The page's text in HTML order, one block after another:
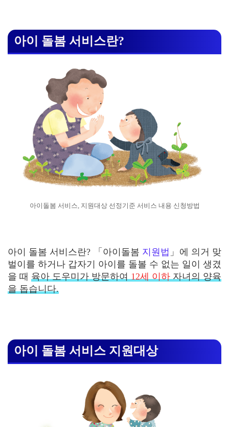
아이 돌봄 서비스란?
아이돌봄 서비스, 지원대상 선정기준 서비스 내용 신청방법
아이 돌봄 서비스란? 「아이돌봄 지원법 」에 의거 맞
벌이를 하거나 갑자기 아이를 돌볼 수 없는 일이 생겼
을 때 육아 도우미가 방문하여12세 이하자녀의 양육
을 돕습니다.
아이 돌봄 서비스 지원대상